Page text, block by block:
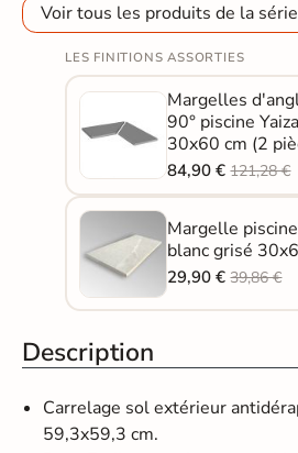
Voir tous les produits de la série
LES FINITIONS ASSORTIES
Margelles
90° piscine
30x60 cm (2
84,90 €121,28 €
Margelle
blanc grisé
29,90 €39,86 €
Description
Carrelage sol extérieur
59,3x59,3 cm.